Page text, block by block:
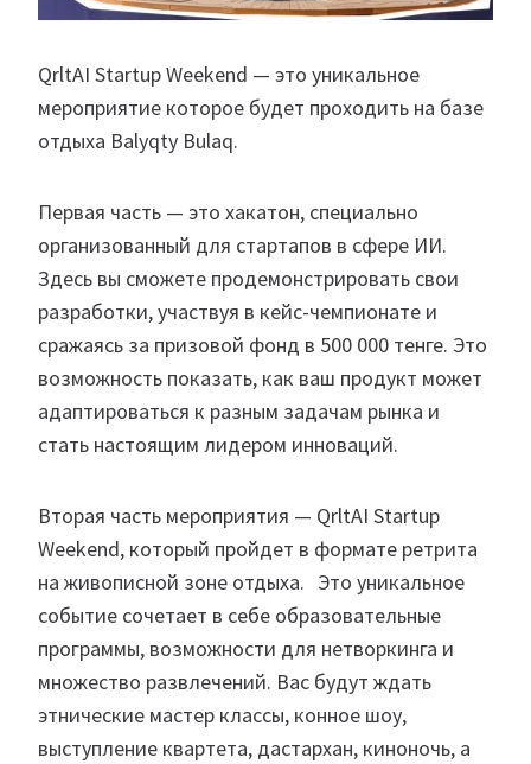
QrltAI Startup Weekend — это уникальное
мероприятие которое будет проходить на базе
отдыха Balyqty Bulaq.
Первая часть — это хакатон, специально
организованный для стартапов в сфере ИИ.
Здесь вы сможете продемонстрировать свои
разработки, участвуя в кейс-чемпионате и
сражаясь за призовой фонд в 500 000 тенге. Это
возможность показать, как ваш продукт может
адаптироваться к разным задачам рынка и
стать настоящим лидером инноваций.
Вторая часть мероприятия — QrltAI Startup
Weekend, который пройдет в формате ретрита
на живописной зоне отдыха. Это уникальное
событие сочетает в себе образовательные
программы, возможности для нетворкинга и
множество развлечений. Вас будут ждать
этнические мастер классы, конное шоу,
выступление квартета, дастархан, киноночь, а